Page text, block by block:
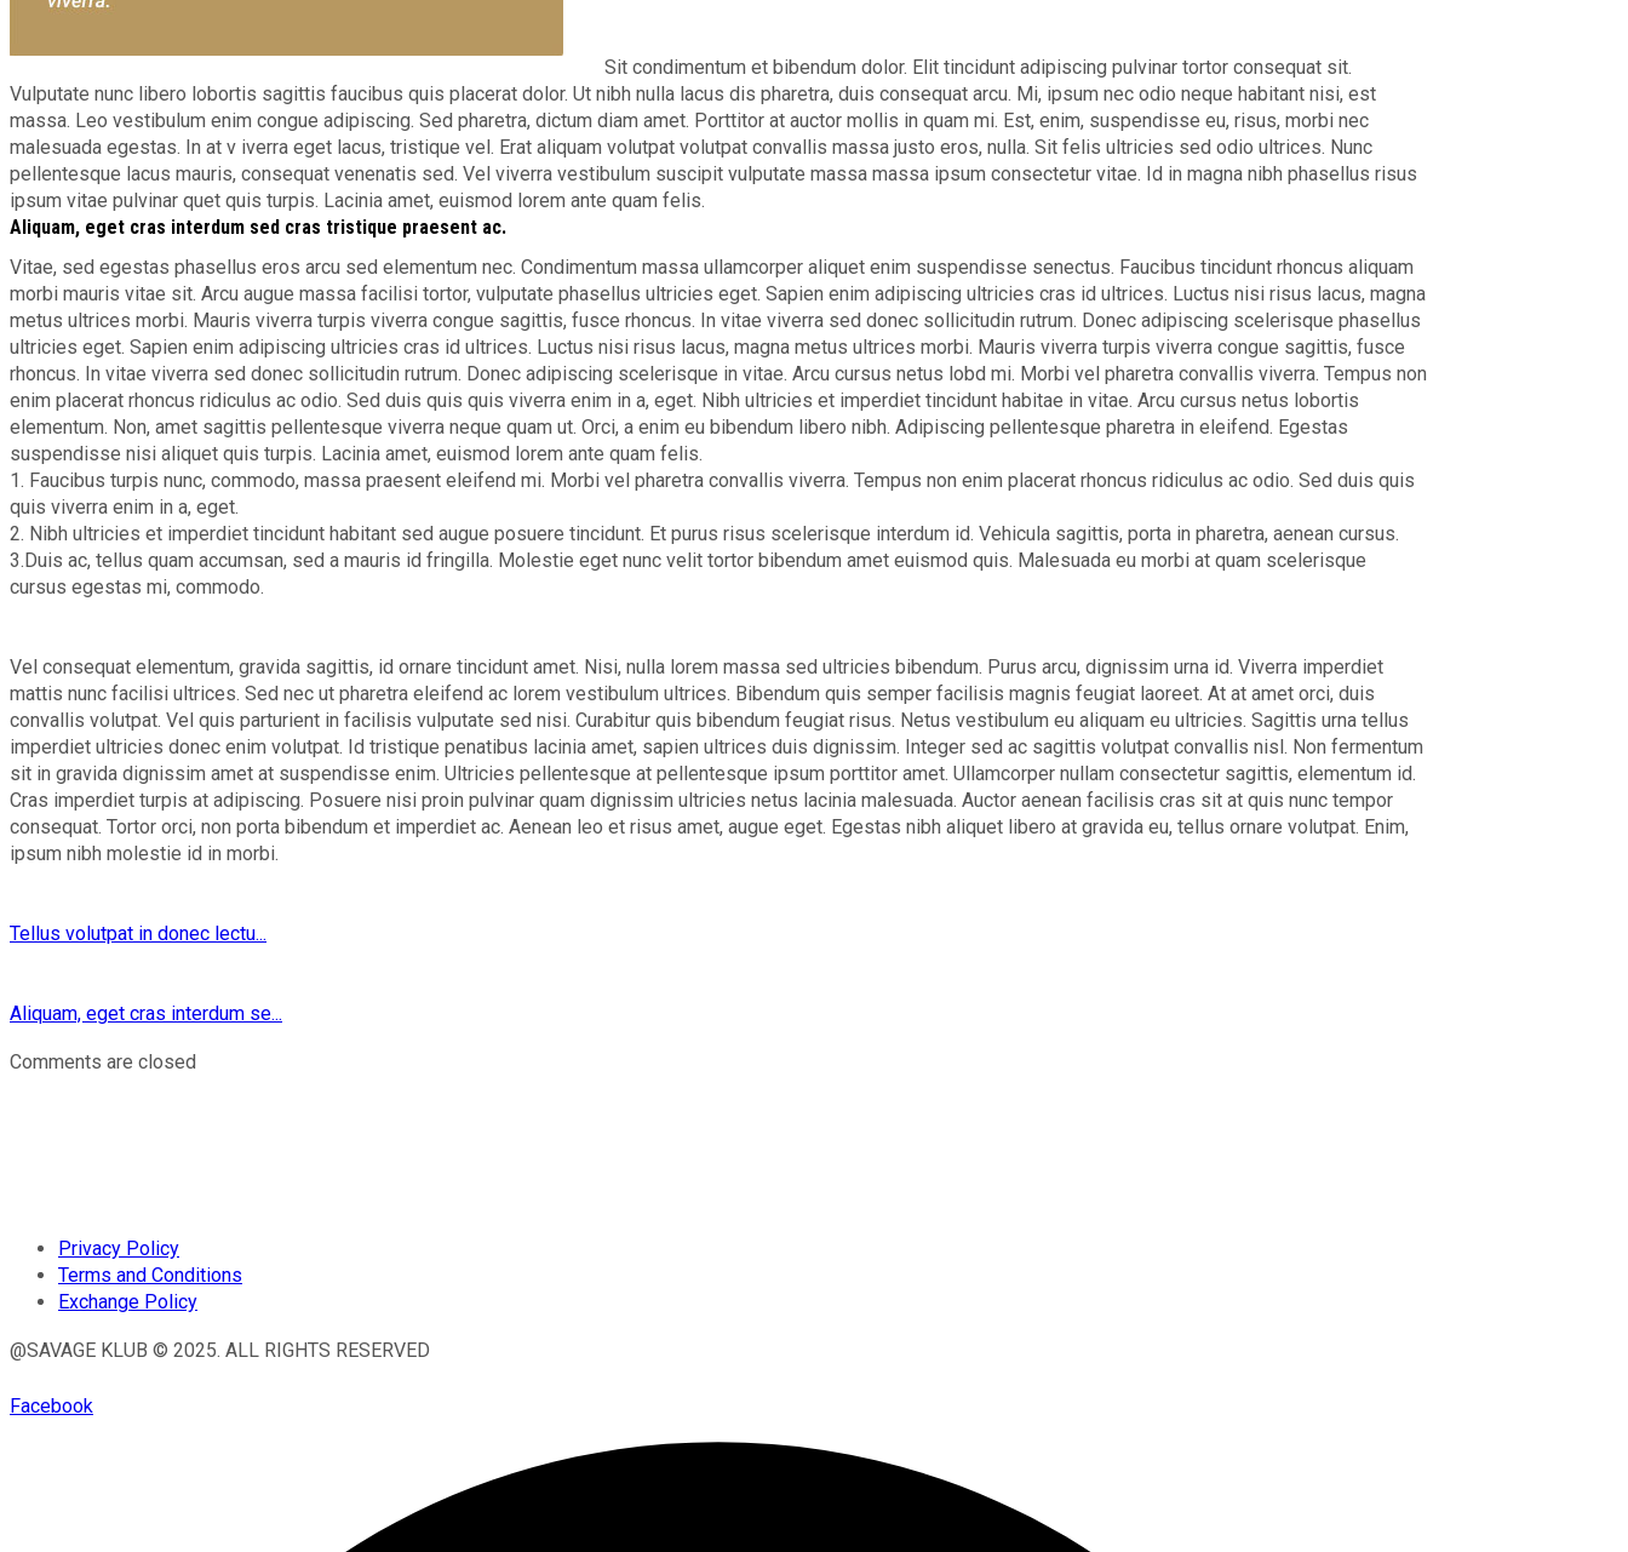
Sit condimentum et bibendum dolor. Elit tincidunt adipiscing pulvinar tortor consequat sit.
Vulputate nunc libero lobortis sagittis faucibus quis placerat dolor. Ut nibh nulla lacus dis pharetra, duis consequat arcu. Mi, ipsum nec odio neque habitant nisi, est
massa. Leo vestibulum enim congue adipiscing. Sed pharetra, dictum diam amet. Porttitor at auctor mollis in quam mi. Est, enim, suspendisse eu, risus, morbi nec
malesuada egestas. In at v iverra eget lacus, tristique vel. Erat aliquam volutpat volutpat convallis massa justo eros, nulla. Sit felis ultricies sed odio ultrices. Nunc
pellentesque lacus mauris, consequat venenatis sed. Vel viverra vestibulum suscipit vulputate massa massa ipsum consectetur vitae. Id in magna nibh phasellus risus
ipsum vitae pulvinar quet quis turpis. Lacinia amet, euismod lorem ante quam felis.
Aliquam, eget cras interdum sed cras tristique praesent ac.
Vitae, sed egestas phasellus eros arcu sed elementum nec. Condimentum massa ullamcorper aliquet enim suspendisse senectus. Faucibus tincidunt rhoncus aliquam
morbi mauris vitae sit. Arcu augue massa facilisi tortor, vulputate phasellus ultricies eget. Sapien enim adipiscing ultricies cras id ultrices. Luctus nisi risus lacus, magna
metus ultrices morbi. Mauris viverra turpis viverra congue sagittis, fusce rhoncus. In vitae viverra sed donec sollicitudin rutrum. Donec adipiscing scelerisque phasellus
ultricies eget. Sapien enim adipiscing ultricies cras id ultrices. Luctus nisi risus lacus, magna metus ultrices morbi. Mauris viverra turpis viverra congue sagittis, fusce
rhoncus. In vitae viverra sed donec sollicitudin rutrum. Donec adipiscing scelerisque in vitae. Arcu cursus netus lobd mi. Morbi vel pharetra convallis viverra. Tempus non
enim placerat rhoncus ridiculus ac odio. Sed duis quis quis viverra enim in a, eget. Nibh ultricies et imperdiet tincidunt habitae in vitae. Arcu cursus netus lobortis
elementum. Non, amet sagittis pellentesque viverra neque quam ut. Orci, a enim eu bibendum libero nibh. Adipiscing pellentesque pharetra in eleifend. Egestas
suspendisse nisi aliquet quis turpis. Lacinia amet, euismod lorem ante quam felis.
1. Faucibus turpis nunc, commodo, massa praesent eleifend mi. Morbi vel pharetra convallis viverra. Tempus non enim placerat rhoncus ridiculus ac odio. Sed duis quis
quis viverra enim in a, eget.
2. Nibh ultricies et imperdiet tincidunt habitant sed augue posuere tincidunt. Et purus risus scelerisque interdum id. Vehicula sagittis, porta in pharetra, aenean cursus.
3.Duis ac, tellus quam accumsan, sed a mauris id fringilla. Molestie eget nunc velit tortor bibendum amet euismod quis. Malesuada eu morbi at quam scelerisque
cursus egestas mi, commodo.
Vel consequat elementum, gravida sagittis, id ornare tincidunt amet. Nisi, nulla lorem massa sed ultricies bibendum. Purus arcu, dignissim urna id. Viverra imperdiet
mattis nunc facilisi ultrices. Sed nec ut pharetra eleifend ac lorem vestibulum ultrices. Bibendum quis semper facilisis magnis feugiat laoreet. At at amet orci, duis
convallis volutpat. Vel quis parturient in facilisis vulputate sed nisi. Curabitur quis bibendum feugiat risus. Netus vestibulum eu aliquam eu ultricies. Sagittis urna tellus
imperdiet ultricies donec enim volutpat. Id tristique penatibus lacinia amet, sapien ultrices duis dignissim. Integer sed ac sagittis volutpat convallis nisl. Non fermentum
sit in gravida dignissim amet at suspendisse enim. Ultricies pellentesque at pellentesque ipsum porttitor amet. Ullamcorper nullam consectetur sagittis, elementum id.
Cras imperdiet turpis at adipiscing. Posuere nisi proin pulvinar quam dignissim ultricies netus lacinia malesuada. Auctor aenean facilisis cras sit at quis nunc tempor
consequat. Tortor orci, non porta bibendum et imperdiet ac. Aenean leo et risus amet, augue eget. Egestas nibh aliquet libero at gravida eu, tellus ornare volutpat. Enim,
ipsum nibh molestie id in morbi.
Tellus volutpat in donec lectu...
Aliquam, eget cras interdum se...
Comments are closed
Privacy Policy
Terms and Conditions
Exchange Policy
@SAVAGE KLUB © 2025. ALL RIGHTS RESERVED
Facebook